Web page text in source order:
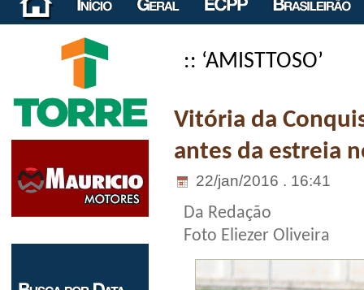
:: ‘AMISTTOSO’
Vitória da
antes da estreia
22/jan/2016 . 16:41
Da Redação
Foto Eliezer Oliveira